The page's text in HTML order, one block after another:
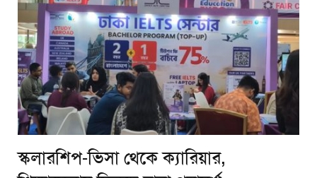
স্কলারশিপ-ভিসা থেকে ক্যারিয়ার,